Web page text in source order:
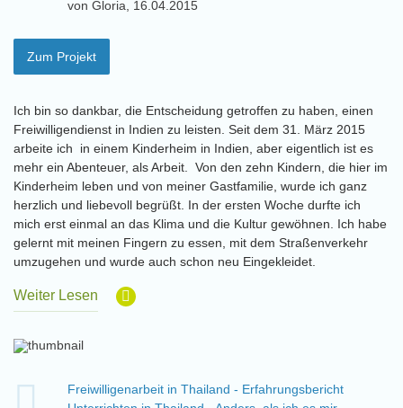
von Gloria, 16.04.2015
Zum Projekt
Ich bin so dankbar, die Entscheidung getroffen zu haben, einen
Freiwilligendienst in Indien zu leisten. Seit dem 31. März 2015
arbeite ich in einem Kinderheim in Indien, aber eigentlich ist es
mehr ein Abenteuer, als Arbeit. Von den zehn Kindern, die hier im
Kinderheim leben und von meiner Gastfamilie, wurde ich ganz
herzlich und liebevoll begrüßt. In der ersten Woche durfte ich
mich erst einmal an das Klima und die Kultur gewöhnen. Ich habe
gelernt mit meinen Fingern zu essen, mit dem Straßenverkehr
umzugehen und wurde auch schon neu Eingekleidet.
Weiter Lesen
Freiwilligenarbeit in Thailand - Erfahrungsbericht